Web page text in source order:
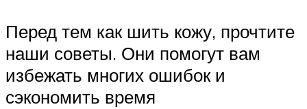
Перед тем как шить кожу, прочтите
наши советы. Они помогут вам
избежать многих ошибок и
сэкономить время